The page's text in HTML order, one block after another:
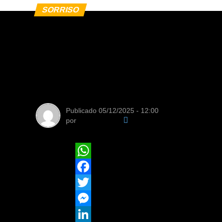
SORRISO
Publicado 05/12/2025 - 12:00
por
WhatsApp
Facebook
Twitter
Messenger